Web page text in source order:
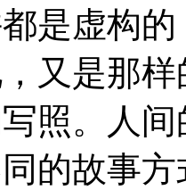
是虚构
又是那
照。人
的故事